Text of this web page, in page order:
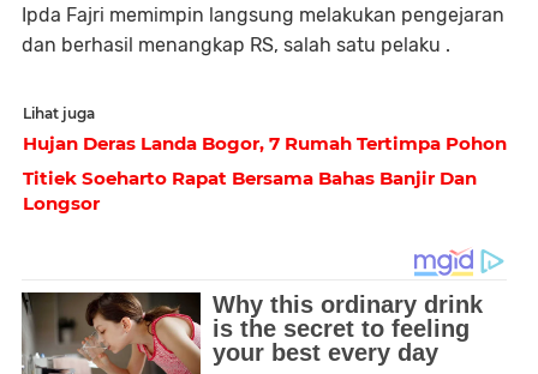
Ipda Fajri memimpin langsung melakukan pengejaran
dan berhasil menangkap RS, salah satu pelaku .
Lihat juga
Hujan Deras Landa Bogor, 7 Rumah Tertimpa Pohon
Titiek Soeharto Rapat Bersama Bahas Banjir Dan
Longsor